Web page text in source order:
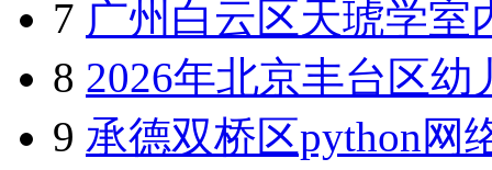
热门搜索
2F 电脑IT网校